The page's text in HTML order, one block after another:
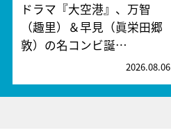
ドラマ『大空港』、万智
（趣里）＆早見（眞栄田郷
敦）の名コンビ誕…
2026.08.06